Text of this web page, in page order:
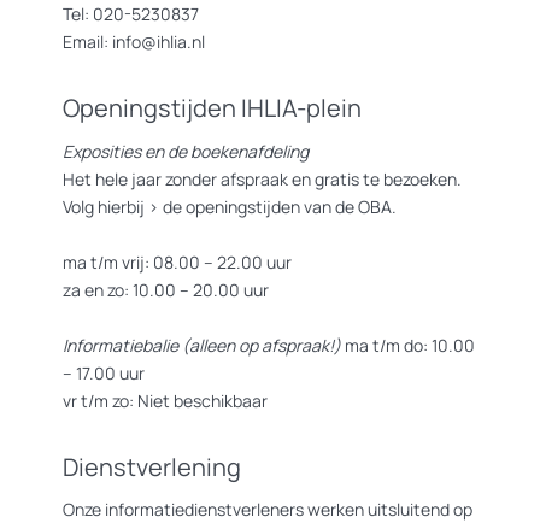
Tel: 020-5230837
Email: info@ihlia.nl
Openingstijden IHLIA-plein
Exposities en de boekenafdeling
Het hele jaar zonder afspraak en gratis te bezoeken.
Volg hierbij > de openingstijden van de OBA.
ma t/m vrij: 08.00 – 22.00 uur
za en zo: 10.00 – 20.00 uur
Informatiebalie (alleen op afspraak!) ma t/m do: 10.00
– 17.00 uur
vr t/m zo: Niet beschikbaar
Dienstverlening
Onze informatiedienstverleners werken uitsluitend op